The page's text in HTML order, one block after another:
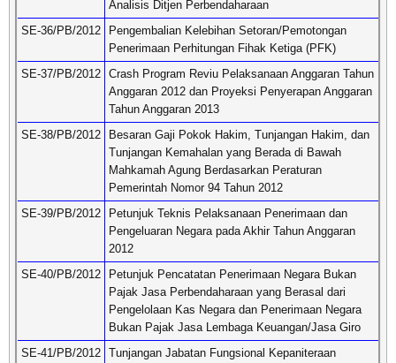
Analisis Ditjen Perbendaharaan
SE-36/PB/2012
Pengembalian Kelebihan Setoran/Pemotongan
Penerimaan Perhitungan Fihak Ketiga (PFK)
SE-37/PB/2012 Crash Program Reviu Pelaksanaan Anggaran Tahun
Anggaran 2012 dan Proyeksi Penyerapan Anggaran
Tahun Anggaran 2013
SE-38/PB/2012
Besaran Gaji Pokok Hakim, Tunjangan Hakim, dan
Tunjangan Kemahalan yang Berada di Bawah
Mahkamah Agung Berdasarkan Peraturan
Pemerintah Nomor 94 Tahun 2012
SE-39/PB/2012
Petunjuk Teknis Pelaksanaan Penerimaan dan
Pengeluaran Negara pada Akhir Tahun Anggaran
2012
SE-40/PB/2012
Petunjuk Pencatatan Penerimaan Negara Bukan
Pajak Jasa Perbendaharaan yang Berasal dari
Pengelolaan Kas Negara dan Penerimaan Negara
Bukan Pajak Jasa Lembaga Keuangan/Jasa Giro
SE-41/PB/2012 Tunjangan Jabatan Fungsional Kepaniteraan